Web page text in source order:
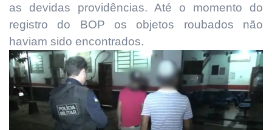
as devidas providências. Até o momento do
registro do BOP os objetos roubados não
haviam sido encontrados.